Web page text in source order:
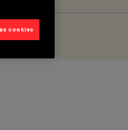
cookies